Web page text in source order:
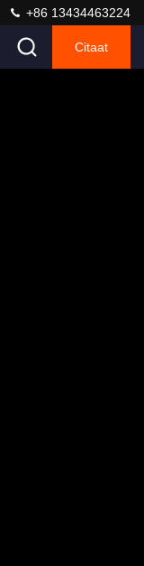
+86 13434463224
Citaat